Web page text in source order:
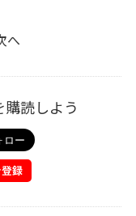
へ
読しよう